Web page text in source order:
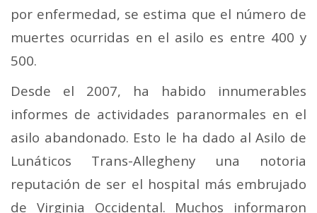
por enfermedad, se estima que el número de
muertes ocurridas en el asilo es entre 400 y
500.
Desde el 2007, ha habido innumerables
informes de actividades paranormales en el
asilo abandonado. Esto le ha dado al Asilo de
Lunáticos Trans-Allegheny una notoria
reputación de ser el hospital más embrujado
de Virginia Occidental. Muchos informaron